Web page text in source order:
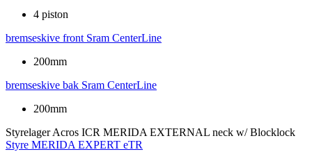
4 piston
bremseskive front Sram CenterLine
200mm
bremseskive bak Sram CenterLine
200mm
Styrelager Acros ICR MERIDA EXTERNAL neck w/ Blocklock
Styre MERIDA EXPERT eTR